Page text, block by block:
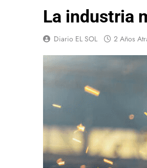
La industria
Diario EL SOL 2 Años